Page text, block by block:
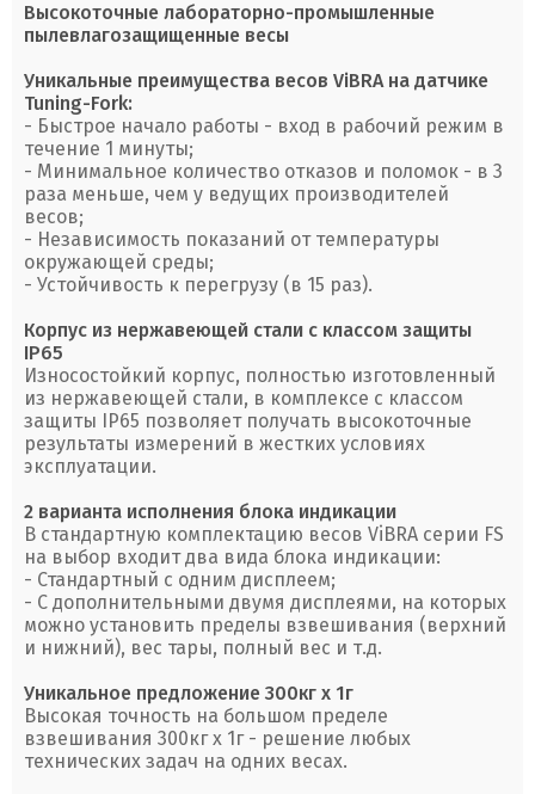
Высокоточные лабораторно-промышленные
пылевлагозащищенные весы
Уникальные преимущества весов ViBRA на датчике
Tuning-Fork:
- Быстрое начало работы - вход в рабочий режим в
течение 1 минуты;
- Минимальное количество отказов и поломок - в 3
раза меньше, чем у ведущих производителей
весов;
- Независимость показаний от температуры
окружающей среды;
- Устойчивость к перегрузу (в 15 раз).
Корпус из нержавеющей стали с классом защиты
IP65
Износостойкий корпус, полностью изготовленный
из нержавеющей стали, в комплексе с классом
защиты IP65 позволяет получать высокоточные
результаты измерений в жестких условиях
эксплуатации.
2 варианта исполнения блока индикации
В стандартную комплектацию весов ViBRA серии FS
на выбор входит два вида блока индикации:
- Стандартный с одним дисплеем;
- С дополнительными двумя дисплеями, на которых
можно установить пределы взвешивания (верхний
и нижний), вес тары, полный вес и т.д.
Уникальное предложение 300кг х 1г
Высокая точность на большом пределе
взвешивания 300кг x 1г - решение любых
технических задач на одних весах.